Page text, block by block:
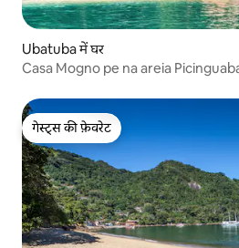
Ubatuba में घर
Casa Mogno pe na areia
गेस्ट्स की फ़ेवरेट
गेस्ट्स की फ़ेवरेट